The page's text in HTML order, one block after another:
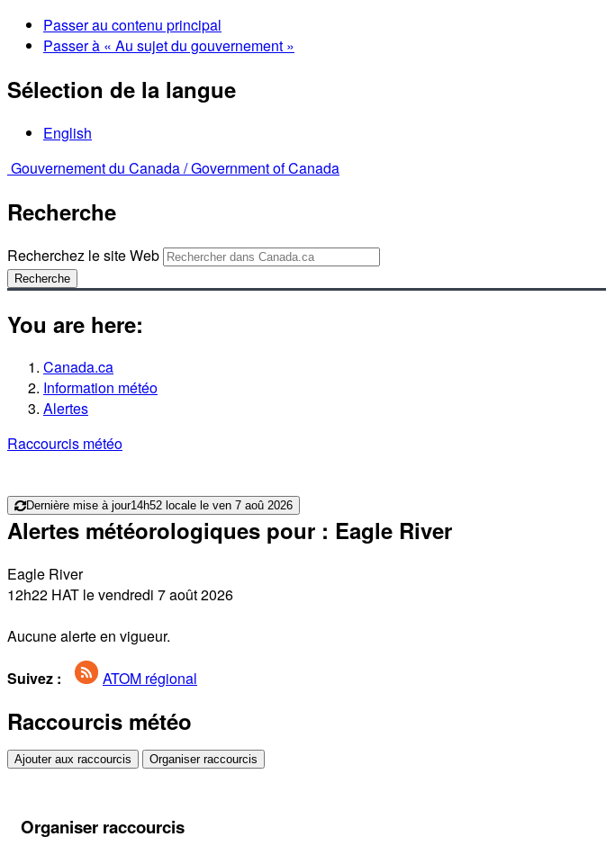
Passer au contenu principal
Passer à « Au sujet du gouvernement »
Sélection de la langue
English
Gouvernement du Canada /Government of Canada
Recherche
Recherchez le site Web
Recherche
You are here:
Canada.ca
Information météo
Alertes
Raccourcis météo
Dernière mise à jour14h52 locale le ven 7 aoû 2026
Alertes météorologiques pour : Eagle River
Eagle River
12h22 HAT le vendredi 7 août 2026
Aucune alerte en vigueur.
Suivez : ATOM régional
Raccourcis météo
Ajouter aux raccourcis Organiser raccourcis
Organiser raccourcis